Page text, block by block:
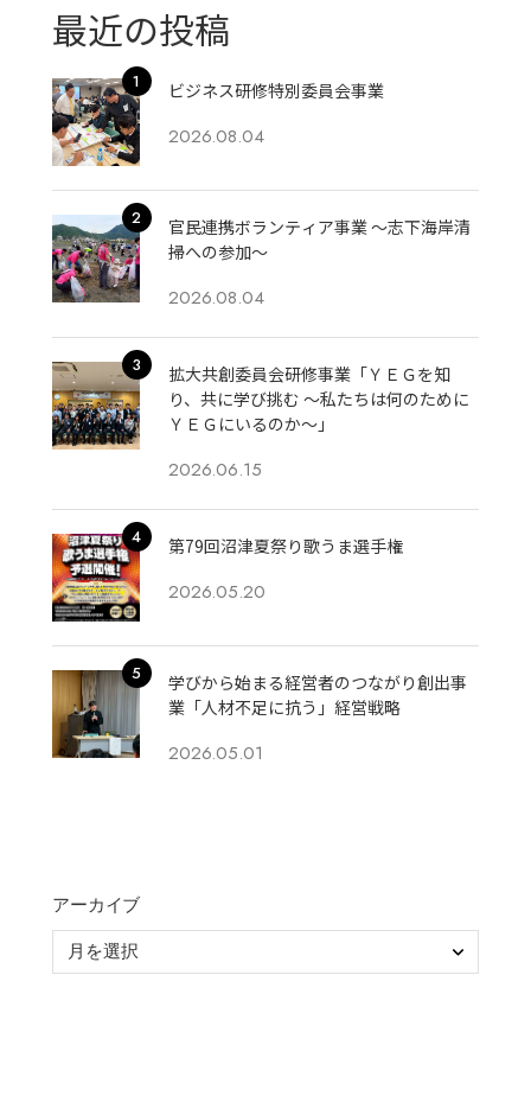
最近の投稿
ビジネス研修特別委員会事業
2026.08.04
官民連携ボランティア事業 ～志下海岸清
掃への参加～
2026.08.04
拡大共創委員会研修事業「ＹＥＧを知
り、共に学び挑む 〜私たちは何のために
ＹＥＧにいるのか〜」
2026.06.15
第79回沼津夏祭り歌うま選手権
2026.05.20
学びから始まる経営者のつながり創出事
業「人材不足に抗う」経営戦略
2026.05.01
アーカイブ